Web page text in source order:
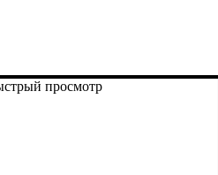
просмотр